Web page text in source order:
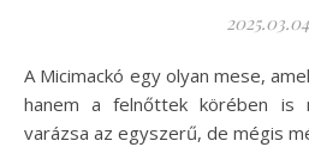
A Micimackó egy olyan mese, amely nemcsak a gyermekek,
hanem a felnőttek körében is
varázsa az egyszerű, de mégis